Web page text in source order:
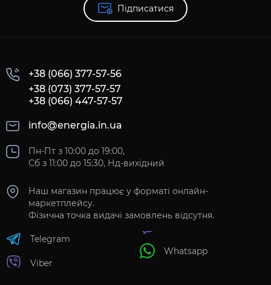
Підписатися
+38 (066) 377-57-56
+38 (073) 377-57-57
+38 (066) 447-57-57
info@energia.in.ua
Пн-Пт з 10:00 до 19:00,
Сб з 11:00 до 15:30, Нд-вихідний
Наш магазин працює у форматі онлайн-
маркетплейсу.
Фізична точка видачі замовлень відсутня.
Telegram
Viber
Whatsapp